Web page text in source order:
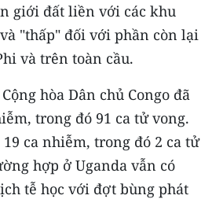
- MỖI XÃ
giới đất liền với các khu
"thấp" đối với phần còn lại
và trên toàn cầu.
hòa Dân chủ Congo đã
trong đó 91 ca tử vong.
19 ca nhiễm, trong đó 2 ca tử
hợp ở Uganda vẫn có
tễ học với đợt bùng phát